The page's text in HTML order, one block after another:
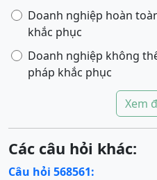
Doanh nghiệp hoàn
khắc phục
Doanh nghiệp không
pháp khắc phục
Xem
Các câu hỏi khác:
Câu hỏi 568561: